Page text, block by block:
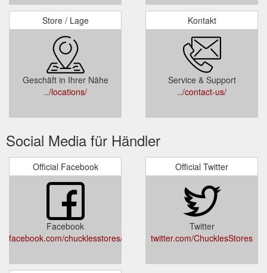
Store / Lage
Geschäft in Ihrer Nähe
../locations/
Kontakt
Service & Support
../contact-us/
Social Media für Händler
Official Facebook
Facebook
facebook.com/chucklesstores/
Official Twitter
Twitter
twitter.com/ChucklesStores